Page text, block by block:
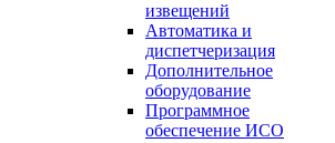
извещений
Автоматика и
диспетчеризация
Дополнительное
оборудование
Программное
обеспечение ИСО